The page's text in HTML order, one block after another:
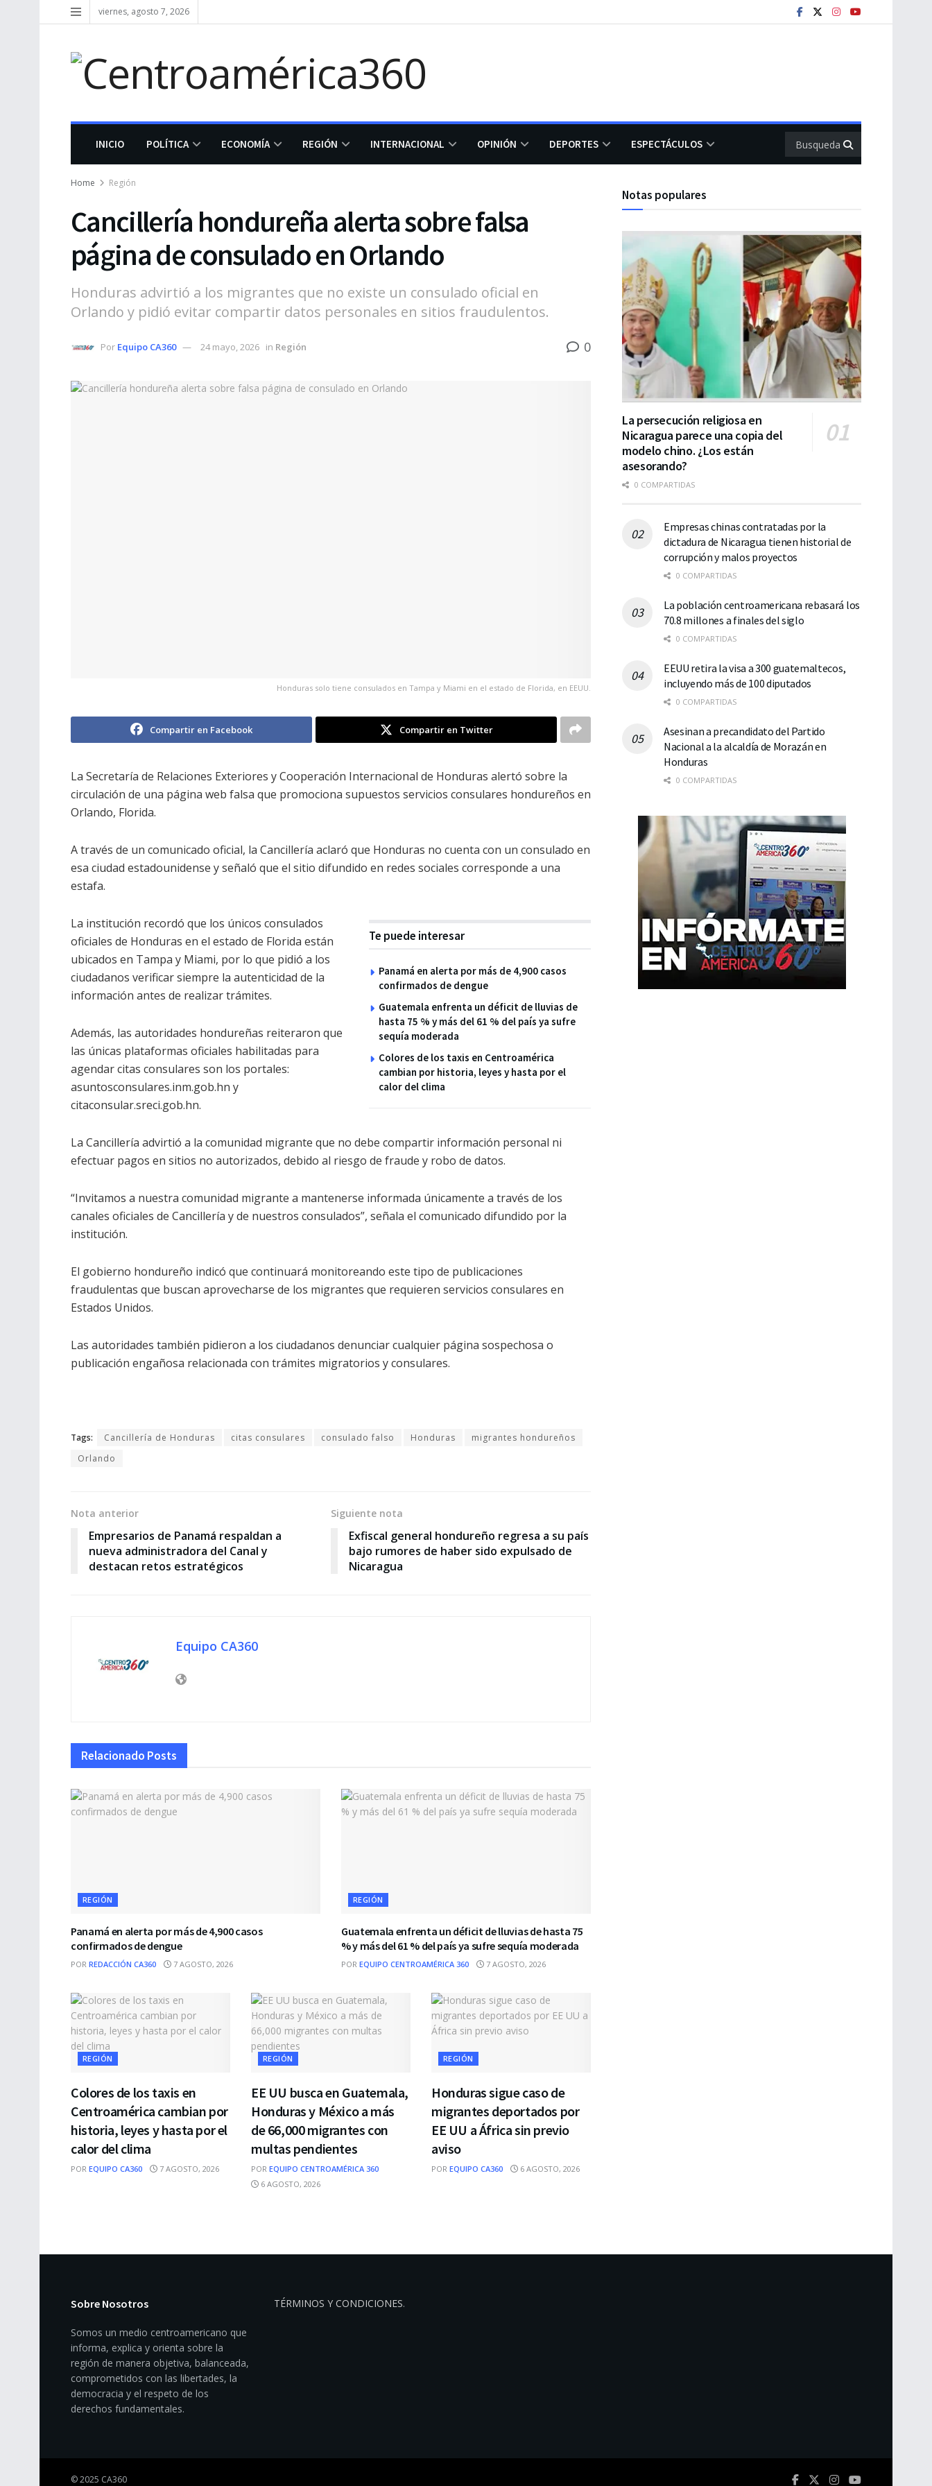
viernes, agosto 7, 2026
INICIO POLÍTICA ECONOMÍA REGIÓN INTERNACIONAL OPINIÓN DEPORTES ESPECTÁCULOS
Home Región
Cancillería hondureña alerta sobre falsa
página de consulado en Orlando
Honduras advirtió a los migrantes que no existe un consulado oficial en
Orlando y pidió evitar compartir datos personales en sitios fraudulentos.
Por Equipo CA360 24 mayo, 2026 in Región 0
Honduras solo tiene consulados en Tampa y Miami en el estado de Florida, en EEUU.
Compartir en Facebook Compartir en Twitter
La Secretaría de Relaciones Exteriores y Cooperación Internacional de Honduras alertó sobre la
circulación de una página web falsa que promociona supuestos servicios consulares hondureños en
Orlando, Florida.
A través de un comunicado oficial, la Cancillería aclaró que Honduras no cuenta con un consulado en
esa ciudad estadounidense y señaló que el sitio difundido en redes sociales corresponde a una
estafa.
Te puede interesar
Panamá en alerta por más de 4,900 casos
confirmados de dengue
Guatemala enfrenta un déficit de lluvias de
hasta 75 % y más del 61 % del país ya sufre
sequía moderada
Colores de los taxis en Centroamérica
cambian por historia, leyes y hasta por el
calor del clima
La institución recordó que los únicos consulados
oficiales de Honduras en el estado de Florida están
ubicados en Tampa y Miami, por lo que pidió a los
ciudadanos verificar siempre la autenticidad de la
información antes de realizar trámites.
Además, las autoridades hondureñas reiteraron que
las únicas plataformas oficiales habilitadas para
agendar citas consulares son los portales:
asuntosconsulares.inm.gob.hn y
citaconsular.sreci.gob.hn.
La Cancillería advirtió a la comunidad migrante que no debe compartir información personal ni
efectuar pagos en sitios no autorizados, debido al riesgo de fraude y robo de datos.
“Invitamos a nuestra comunidad migrante a mantenerse informada únicamente a través de los
canales oficiales de Cancillería y de nuestros consulados”, señala el comunicado difundido por la
institución.
El gobierno hondureño indicó que continuará monitoreando este tipo de publicaciones
fraudulentas que buscan aprovecharse de los migrantes que requieren servicios consulares en
Estados Unidos.
Las autoridades también pidieron a los ciudadanos denunciar cualquier página sospechosa o
publicación engañosa relacionada con trámites migratorios y consulares.
Tags: Cancillería de Honduras citas consulares consulado falso Honduras
migrantes hondureños
Orlando
Nota anterior
Empresarios de Panamá respaldan a
nueva administradora del Canal y
destacan retos estratégicos
Siguiente nota
Exfiscal general hondureño regresa a su país
bajo rumores de haber sido expulsado de
Nicaragua
Equipo CA360
Relacionado Posts
REGIÓN
Panamá en alerta por más de 4,900 casos
confirmados de dengue
POR REDACCIÓN CA360 7 AGOSTO, 2026
REGIÓN
Guatemala enfrenta un déficit de lluvias de hasta 75
% y más del 61 % del país ya sufre sequía moderada
POR EQUIPO CENTROAMÉRICA 360 7 AGOSTO, 2026
REGIÓN
Colores de los taxis en
Centroamérica cambian por
historia, leyes y hasta por el
calor del clima
POR EQUIPO CA360 7 AGOSTO, 2026
REGIÓN
EE UU busca en Guatemala,
Honduras y México a más
de 66,000 migrantes con
multas pendientes
POR EQUIPO CENTROAMÉRICA 360
6 AGOSTO, 2026
REGIÓN
Honduras sigue caso de
migrantes deportados por
EE UU a África sin previo
aviso
POR EQUIPO CA360 6 AGOSTO, 2026
Notas populares
La persecución religiosa en
Nicaragua parece una copia del
modelo chino. ¿Los están
asesorando?
0 COMPARTIDAS
Empresas chinas contratadas por la
dictadura de Nicaragua tienen historial de
corrupción y malos proyectos
0 COMPARTIDAS
La población centroamericana rebasará los
70.8 millones a finales del siglo
0 COMPARTIDAS
EEUU retira la visa a 300 guatemaltecos,
incluyendo más de 100 diputados
0 COMPARTIDAS
Asesinan a precandidato del Partido
Nacional a la alcaldía de Morazán en
Honduras
0 COMPARTIDAS
Sobre Nosotros
Somos un medio centroamericano que
informa, explica y orienta sobre la
región de manera objetiva, balanceada,
comprometidos con las libertades, la
democracia y el respeto de los
derechos fundamentales.
TÉRMINOS Y CONDICIONES.
© 2025 CA360